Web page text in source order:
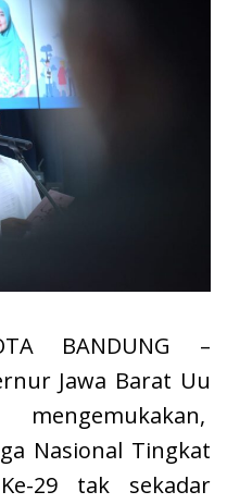
BANDUNG –
Jawa Barat Uu
Nasional Tingkat
29 tak sekadar